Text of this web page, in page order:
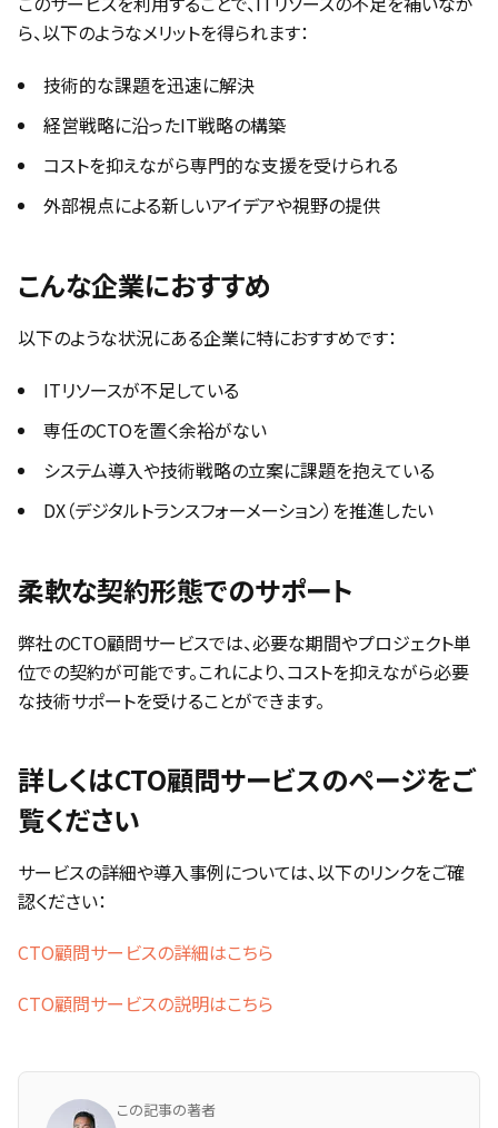
ら、以下のようなメリットを得られます：
技術的な課題を迅速に解決
経営戦略に沿ったIT戦略の構築
コストを抑えながら専門的な支援を受けられる
外部視点による新しいアイデアや視野の提供
こんな企業におすすめ
以下のような状況にある企業に特におすすめです：
ITリソースが不足している
専任のCTOを置く余裕がない
システム導入や技術戦略の立案に課題を抱えている
DX（デジタルトランスフォーメーション）を推進したい
柔軟な契約形態でのサポート
弊社のCTO顧問サービスでは、必要な期間やプロジェクト単
位での契約が可能です。これにより、コストを抑えながら必要
な技術サポートを受けることができます。
詳しくはCTO顧問サービスのページをご
覧ください
サービスの詳細や導入事例については、以下のリンクをご確
認ください：
CTO顧問サービスの詳細はこちら
CTO顧問サービスの説明はこちら
この記事の著者